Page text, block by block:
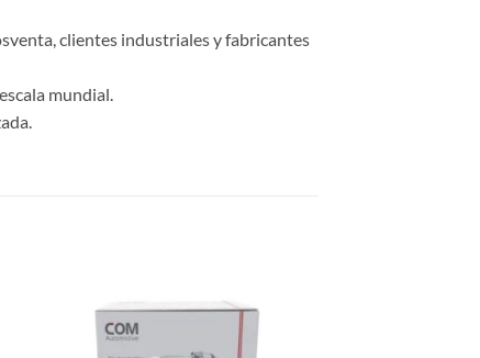
clientes industriales y fabricantes
mundial.